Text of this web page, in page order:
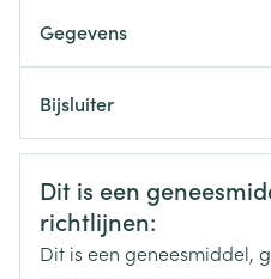
als u een vernauwing van
(aortastenose) of
aandoening waarbij
als u hartfalen vertoont
Onderhoudsdosis: max. 10
Startdosis: 2,5 mg, 1 x /dag
Onderhoudsdosis: max. 5
De tabletten met een
buiten een maaltijd
Gegevens
Organisaties Sandoz
Merken
Bijsluiter
Nederlands
Duits
Dit is een
richtlijnen:
Dit is een geneesmiddel,